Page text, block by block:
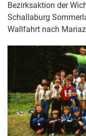
Bezirksaktion der
Schallaburg
Wallfahrt nach